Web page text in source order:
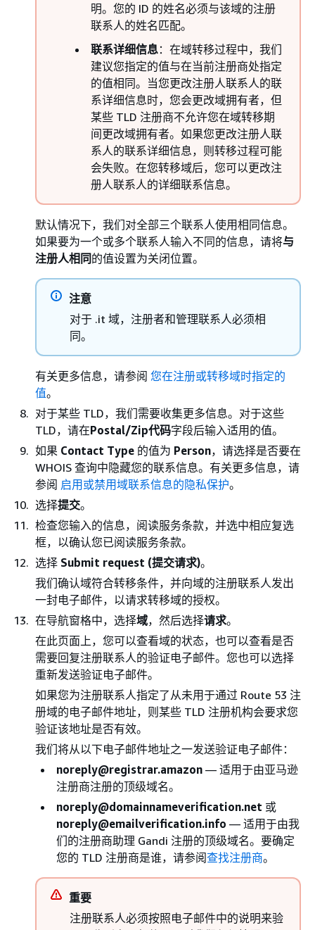
明。您的 ID 的姓名必须与该域的注册
联系人的姓名匹配。
联系详细信息：在域转移过程中，我们
建议您指定的值与在当前注册商处指定
的值相同。当您更改注册人联系人的联
系详细信息时，您会更改域拥有者，但
某些 TLD 注册商不允许您在域转移期
间更改域拥有者。如果您更改注册人联
系人的联系详细信息，则转移过程可能
会失败。在您转移域后，您可以更改注
册人联系人的详细联系信息。
默认情况下，我们对全部三个联系人使用相同信息。
如果要为一个或多个联系人输入不同的信息，请将与
注册人相同的值设置为关闭位置。
注意
对于 .it 域，注册者和管理联系人必须相
同。
有关更多信息，请参阅 您在注册或转移域时指定的
值。
对于某些 TLD，我们需要收集更多信息。对于这些
TLD，请在Postal/Zip代码字段后输入适用的值。
如果 Contact Type 的值为 Person，请选择是否要在
WHOIS 查询中隐藏您的联系信息。有关更多信息，请
参阅 启用或禁用域联系信息的隐私保护。
选择提交。
检查您输入的信息，阅读服务条款，并选中相应复选
框，以确认您已阅读服务条款。
选择 Submit request (提交请求)。
我们确认域符合转移条件，并向域的注册联系人发出
一封电子邮件，以请求转移域的授权。
在导航窗格中，选择域，然后选择请求。
在此页面上，您可以查看域的状态，也可以查看是否
需要回复注册联系人的验证电子邮件。您也可以选择
重新发送验证电子邮件。
如果您为注册联系人指定了从未用于通过 Route 53 注
册域的电子邮件地址，则某些 TLD 注册机构会要求您
验证该地址是否有效。
我们将从以下电子邮件地址之一发送验证电子邮件：
noreply@registrar.amazon — 适用于由亚马逊
注册商注册的顶级域名。
noreply@domainnameverification.net 或
noreply@emailverification.info — 适用于由我
们的注册商助理 Gandi 注册的顶级域名。要确定
您的 TLD 注册商是谁，请参阅查找注册商。
重要
注册联系人必须按照电子邮件中的说明来验